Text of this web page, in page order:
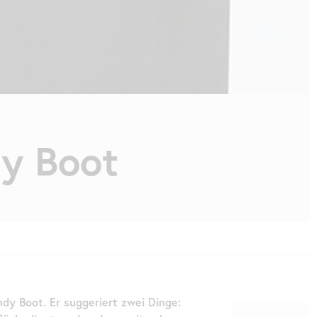
Boot
Boot. Er suggeriert zwei Dinge: